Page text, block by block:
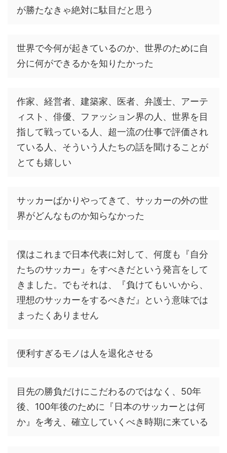
が勝たなきゃ絶対に駄目だと思う
世界で今何が起きているのか、世界のために自
分に何ができるかを知りたかった
作家、経営者、建築家、医者、弁護士、アーテ
ィスト、俳優、ファッション界の人、世界を目
指して戦っている人、超一流の仕事で評価され
ている人、そういう人たちの話を聞けることが
とても嬉しい
サッカーばかりやってきて、サッカーの外の世
界がどんなものか知らなかった
僕はこれまで日本代表に対して、何度も『自分
たちのサッカー』をすべきだという発言をして
きました。でもそれは、『負けてもいいから、
理想のサッカーをするべきだ』という意味では
まったくありません
便利すぎるモノは人を退化させる
目先の勝負だけにこだわるのではなく、50年
後、100年後のために『日本のサッカーとは何
か』を考え、確立していくべき時期に来ている